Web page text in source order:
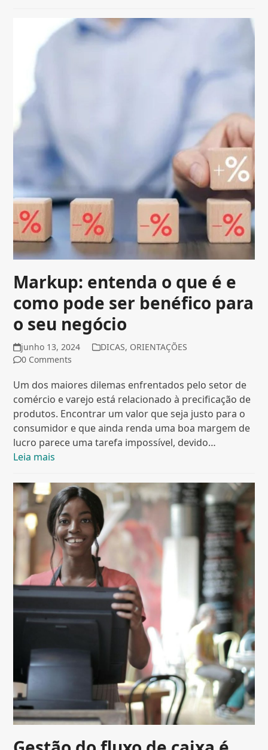
Markup: entenda o que é e
como pode ser benéfico para
o seu negócio
junho 13, 2024 DICAS, ORIENTAÇÕES
0 Comments
Um dos maiores dilemas enfrentados pelo setor de
comércio e varejo está relacionado à precificação de
produtos. Encontrar um valor que seja justo para o
consumidor e que ainda renda uma boa margem de
lucro parece uma tarefa impossível, devido…
Leia mais